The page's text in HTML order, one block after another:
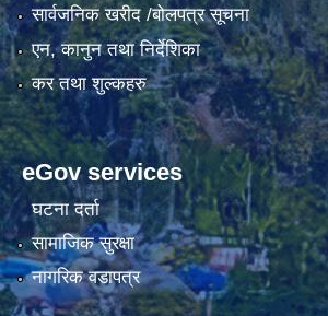
सार्वजनिक खरीद /बोलपत्र सूचना
एन, कानुन तथा निर्देशिका
कर तथा शुल्कहरु
eGov services
घटना दर्ता
सामाजिक सुरक्षा
नागरिक वडापत्र